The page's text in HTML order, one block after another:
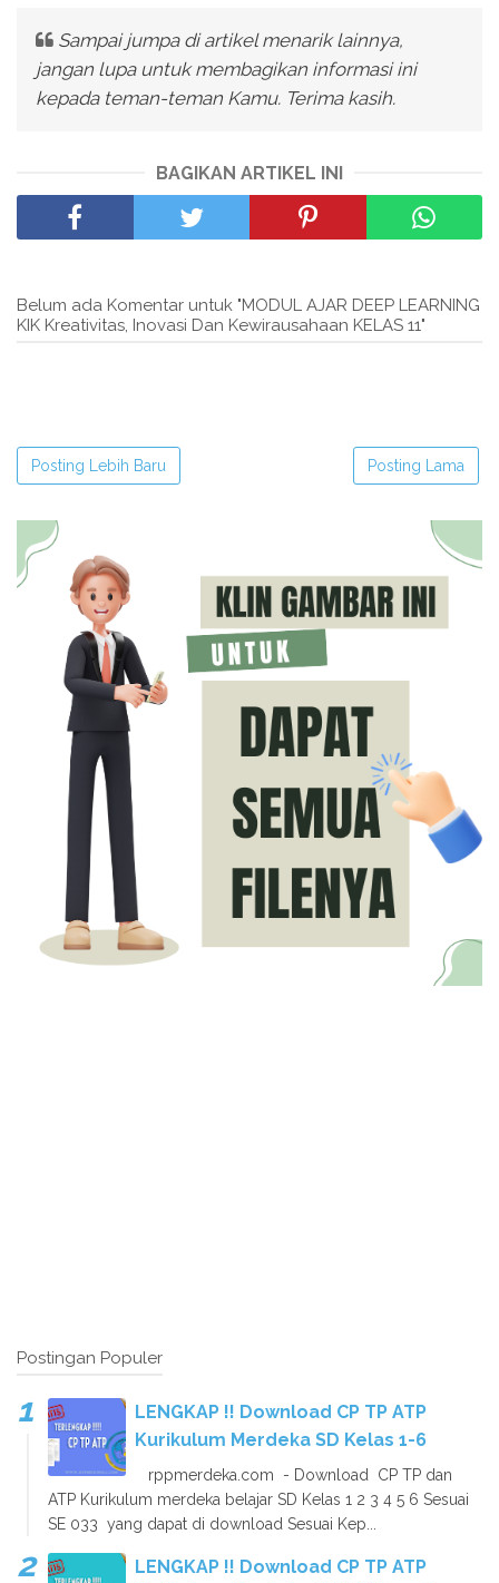
Sampai jumpa di artikel menarik lainnya,
jangan lupa untuk membagikan informasi ini
kepada teman-teman Kamu. Terima kasih.
BAGIKAN ARTIKEL INI
Belum ada Komentar untuk "MODUL AJAR DEEP LEARNING
KIK Kreativitas, Inovasi Dan Kewirausahaan KELAS 11"
Posting Lebih Baru Posting Lama
Postingan Populer
LENGKAP !! Download CP TP ATP
Kurikulum Merdeka SD Kelas 1-6
rppmerdeka.com - Download CP TP dan
ATP Kurikulum merdeka belajar SD Kelas 1 2 3 4 5 6 Sesuai
SE 033 yang dapat di download Sesuai Kep...
LENGKAP !! Download CP TP ATP